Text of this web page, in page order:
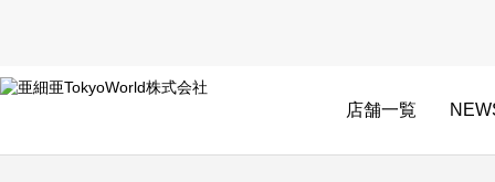
店舗一覧